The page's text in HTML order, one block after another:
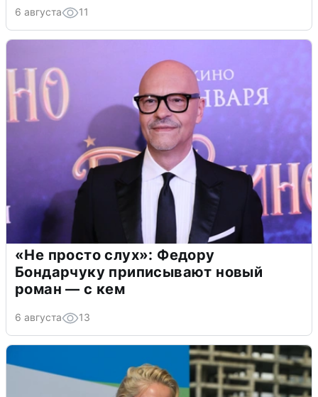
6 августа 11
«Не просто слух»: Федору
Бондарчуку приписывают новый
роман — с кем
6 августа 13